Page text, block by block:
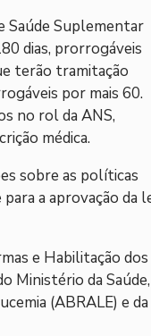
Saúde Suplementar
dias, prorrogáveis
terão tramitação
por mais 60.
no rol da ANS,
médica.
sobre as políticas
a aprovação da
e Habilitação dos
Ministério da Saúde,
(ABRALE) e da